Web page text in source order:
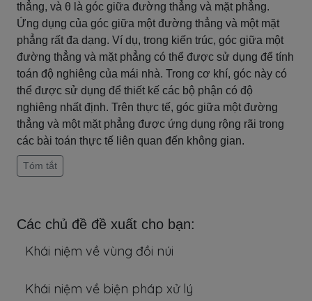
thẳng, và θ là góc giữa đường thẳng và mặt phẳng.
Ứng dụng của góc giữa một đường thẳng và một mặt
phẳng rất đa dạng. Ví dụ, trong kiến trúc, góc giữa một
đường thẳng và mặt phẳng có thể được sử dụng để tính
toán độ nghiêng của mái nhà. Trong cơ khí, góc này có
thể được sử dụng để thiết kế các bộ phận có độ
nghiêng nhất định. Trên thực tế, góc giữa một đường
thẳng và một mặt phẳng được ứng dụng rộng rãi trong
các bài toán thực tế liên quan đến không gian.
Tóm tắt
Các chủ đề đề xuất cho bạn:
Khái niệm về vùng đồi núi
Khái niệm về biện pháp xử lý